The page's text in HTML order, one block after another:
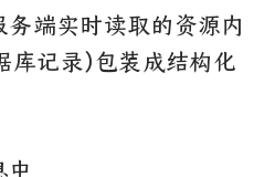
端实时读取的资源内
库记录）包装成结构化
中